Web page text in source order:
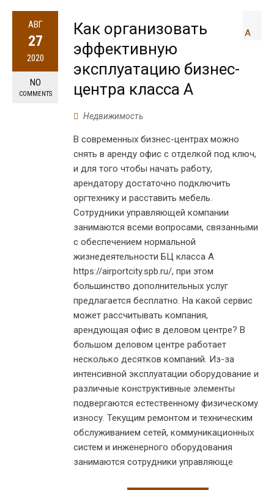
АВГ
27
2020
NO
COMMENTS
Как организовать
эффективную
эксплуатацию бизнес-
центра класса А
Недвижимость
В современных бизнес-центрах можно
снять в аренду офис с отделкой под ключ,
и для того чтобы начать работу,
арендатору достаточно подключить
оргтехнику и расставить мебель.
Сотрудники управляющей компании
занимаются всеми вопросами, связанными
с обеспечением нормальной
жизнедеятельности БЦ класса А
https://airportcity.spb.ru/, при этом
большинство дополнительных услуг
предлагается бесплатно. На какой сервис
может рассчитывать компания,
арендующая офис в деловом центре? В
большом деловом центре работает
несколько десятков компаний. Из-за
интенсивной эксплуатации оборудование и
различные конструктивные элементы
подвергаются естественному физическому
износу. Текущим ремонтом и техническим
обслуживанием сетей, коммуникационных
систем и инженерного оборудования
занимаются сотрудники управляюще